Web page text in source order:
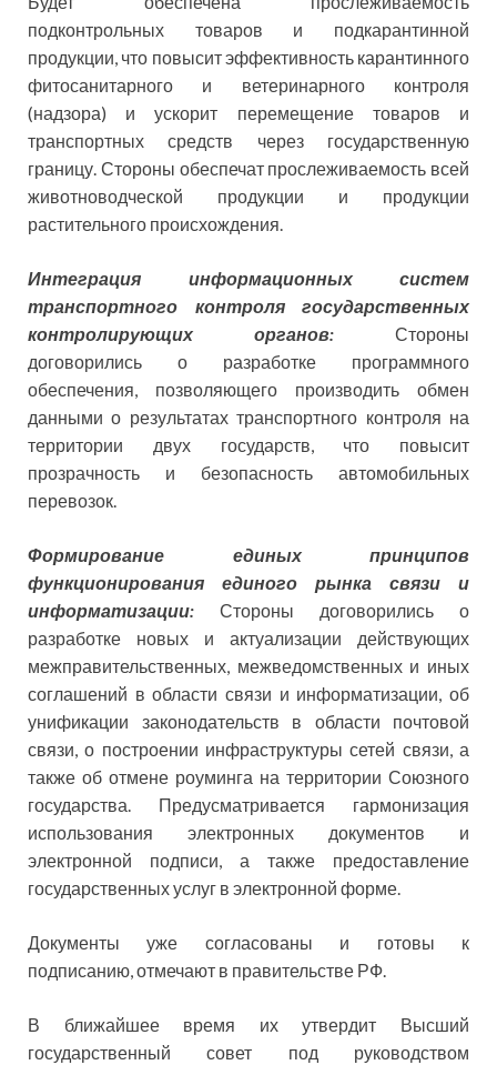
подконтрольных товаров и подкарантинной
продукции, что повысит эффективность карантинного
фитосанитарного и ветеринарного контроля
(надзора) и ускорит перемещение товаров и
транспортных средств через государственную
границу. Стороны обеспечат прослеживаемость всей
животноводческой продукции и продукции
растительного происхождения.
Интеграция информационных систем
транспортного контроля государственных
контролирующих органов: Стороны
договорились о разработке программного
обеспечения, позволяющего производить обмен
данными о результатах транспортного контроля на
территории двух государств, что повысит
прозрачность и безопасность автомобильных
перевозок.
Формирование единых принципов
функционирования единого рынка связи и
информатизации: Стороны договорились о
разработке новых и актуализации действующих
межправительственных, межведомственных и иных
соглашений в области связи и информатизации, об
унификации законодательств в области почтовой
связи, о построении инфраструктуры сетей связи, а
также об отмене роуминга на территории Союзного
государства. Предусматривается гармонизация
использования электронных документов и
электронной подписи, а также предоставление
государственных услуг в электронной форме.
Документы уже согласованы и готовы к
подписанию, отмечают в правительстве РФ.
В ближайшее время их утвердит Высший
государственный совет под руководством